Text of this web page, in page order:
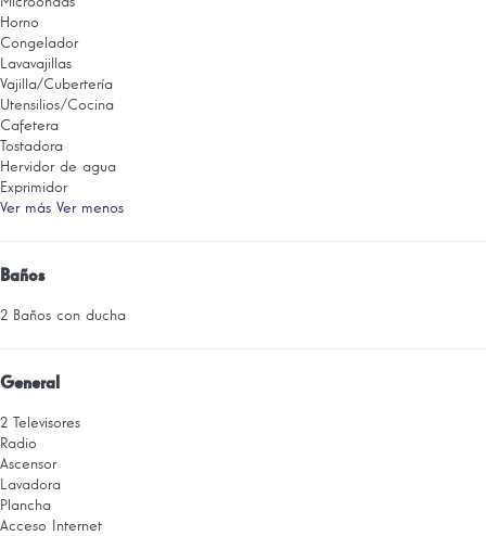
Horno
Congelador
Lavavajillas
Vajilla/Cubertería
Utensilios/Cocina
Cafetera
Tostadora
Hervidor de agua
Exprimidor
Ver más Ver menos
Baños
2 Baños con ducha
General
2 Televisores
Radio
Ascensor
Lavadora
Plancha
Acceso Internet